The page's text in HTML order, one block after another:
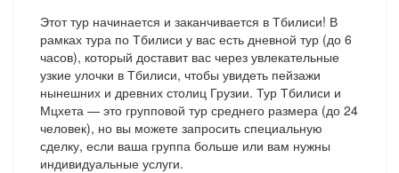
Этот тур начинается и заканчивается в Тбилиси! В
рамках тура по Тбилиси у вас есть дневной тур (до 6
часов), который доставит вас через увлекательные
узкие улочки в Тбилиси, чтобы увидеть пейзажи
нынешних и древних столиц Грузии. Тур Тбилиси и
Мцхета — это групповой тур среднего размера (до 24
человек), но вы можете запросить специальную
сделку, если ваша группа больше или вам нужны
индивидуальные услуги.